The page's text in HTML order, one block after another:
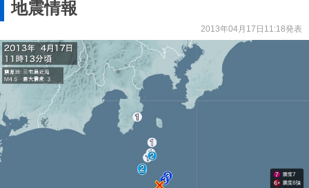
地震情報
2013年04月17日11:18発表